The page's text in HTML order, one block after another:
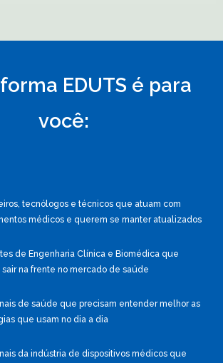
EDUTS é para
você:
tecnólogos e técnicos que atuam com
médicos e querem se manter atualizados
de Engenharia Clínica e Biomédica que
na frente no mercado de saúde
de saúde que precisam entender melhor as
que usam no dia a dia
da indústria de dispositivos médicos que